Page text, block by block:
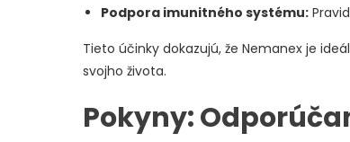
Podpora imunitného systému:
Tieto účinky dokazujú, že Nemanex je
svojho života.
Pokyny: